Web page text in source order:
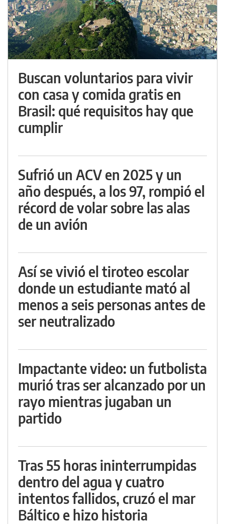
Buscan voluntarios para vivir
con casa y comida gratis en
Brasil: qué requisitos hay que
cumplir
Sufrió un ACV en 2025 y un
año después, a los 97, rompió el
récord de volar sobre las alas
de un avión
Así se vivió el tiroteo escolar
donde un estudiante mató al
menos a seis personas antes de
ser neutralizado
Impactante video: un futbolista
murió tras ser alcanzado por un
rayo mientras jugaban un
partido
Tras 55 horas ininterrumpidas
dentro del agua y cuatro
intentos fallidos, cruzó el mar
Báltico e hizo historia